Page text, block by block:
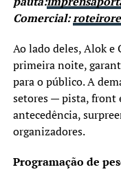
Comercial:
Ao lado deles, Alok
primeira noite,
para o público. A
setores — pista, front
antecedência,
organizadores.
Programação de